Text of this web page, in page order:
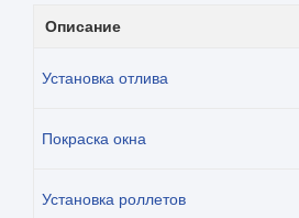
Описание
Установка отлива
Покраска окна
Установка роллетов